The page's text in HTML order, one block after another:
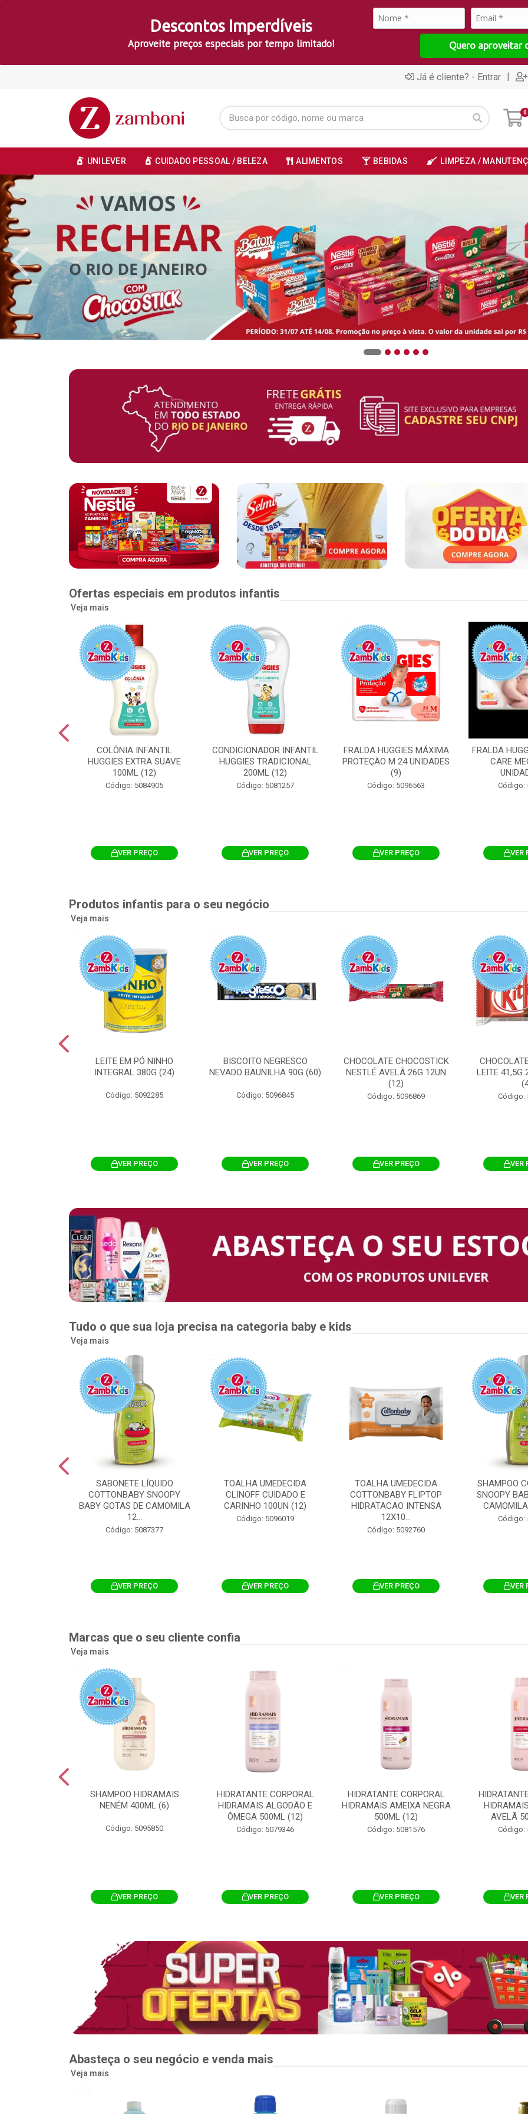
Descontos Imperdíveis
Aproveite preços especiais por tempo limitado! Quero aproveitar
Já é cliente? - Entrar |
0
UNILEVER CUIDADO PESSOAL / BELEZA ALIMENTOS BEBIDAS LIMPEZA /
Ofertas especiais em produtos infantis
Veja mais
COLÔNIA INFANTIL
HUGGIES EXTRA SUAVE
100ML (12)
Código: 5084905
VER PREÇO
CONDICIONADOR INFANTIL
HUGGIES TRADICIONAL
200ML (12)
Código: 5081257
VER PREÇO
FRALDA HUGGIES MÁXIMA
PROTEÇÃO M 24 UNIDADES
(9)
Código: 5096563
VER PREÇO
FRALDA
CARE
Código:
VER
Produtos infantis para o seu negócio
Veja mais
LEITE EM PÓ NINHO
INTEGRAL 380G (24)
Código: 5092285
VER PREÇO
BISCOITO NEGRESCO
NEVADO BAUNILHA 90G (60)
Código: 5096845
VER PREÇO
CHOCOLATE CHOCOSTICK
NESTLÉ AVELÃ 26G 12UN
(12)
Código: 5096869
VER PREÇO
LEITE 41,5G
Código:
VER
Tudo o que sua loja precisa na categoria baby e kids
Veja mais
SABONETE LÍQUIDO
COTTONBABY SNOOPY
BABY GOTAS DE CAMOMILA
12...
Código: 5087377
VER PREÇO
TOALHA UMEDECIDA
CLINOFF CUIDADO E
CARINHO 100UN (12)
Código: 5096019
VER PREÇO
TOALHA UMEDECIDA
COTTONBABY FLIPTOP
HIDRATACAO INTENSA
12X10...
Código: 5092760
VER PREÇO
SHAMPOO
SNOOPY
Código:
VER
Marcas que o seu cliente confia
Veja mais
SHAMPOO HIDRAMAIS
NENÉM 400ML (6)
Código: 5095850
VER PREÇO
HIDRATANTE CORPORAL
HIDRAMAIS ALGODÃO E
ÔMEGA 500ML (12)
Código: 5079346
VER PREÇO
HIDRATANTE CORPORAL
HIDRAMAIS AMEIXA NEGRA
500ML (12)
Código: 5081576
VER PREÇO
AVELÃ
Código:
VER
Abasteça o seu negócio e venda mais
Veja mais